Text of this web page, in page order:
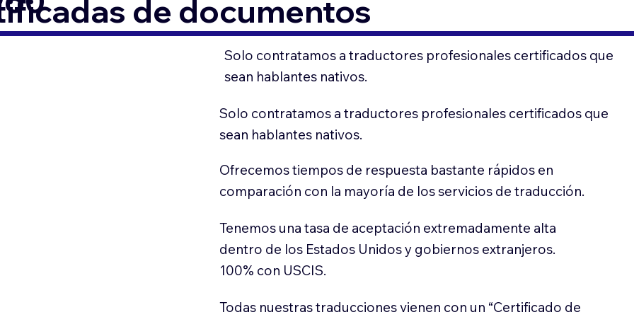
de documentos
Solo contratamos a traductores profesionales certificados que
sean hablantes nativos.
Solo contratamos a traductores profesionales certificados que
sean hablantes nativos.
Ofrecemos tiempos de respuesta bastante rápidos en
comparación con la mayoría de los servicios de traducción.
Tenemos una tasa de aceptación extremadamente alta
dentro de los Estados Unidos y gobiernos extranjeros.
100% con USCIS.
Todas nuestras traducciones vienen con un “Certificado de